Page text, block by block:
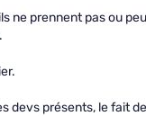
ne prennent pas ou peu
devs présents, le fait de